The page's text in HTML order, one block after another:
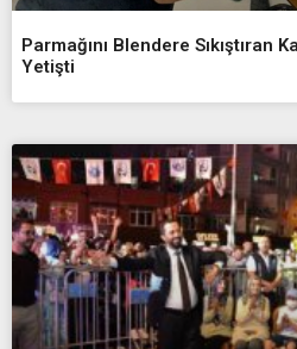
Parmağını Blendere Sıkıştıran
Yetişti